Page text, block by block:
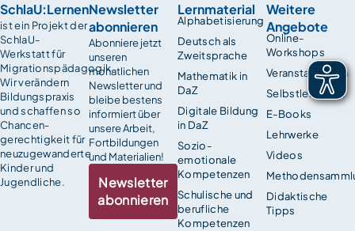
SchlaU:Lernen
ist ein Projekt der
SchlaU-
Werkstatt für
Migrationspädagogik.
Wir verändern
Bildungspraxis
und schaffen so
Chancen­
gerechtigkeit für
neuzugewanderte
Kinder und
Jugendliche.
Lernmaterial
Alphabetisierung
Deutsch als
Zweitsprache
Mathematik in
DaZ
Digitale Bildung
in DaZ
Sozio-
emotionale
Kompetenzen
Schulische und
berufliche
Kompetenzen
Weitere
Angebote
Online-
Workshops
Veranstaltungen
Selbstlernkurse
E-Books
Lehrwerke
Videos
Didaktische
Tipps
Newsletter
abonnieren
Abonniere jetzt
unseren
monatlichen
Newsletter und
bleibe bestens
informiert über
unsere Arbeit,
Fortbildungen
und Materialien!
Newsletter
abonnieren